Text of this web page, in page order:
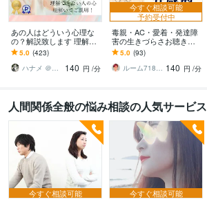
あの人はどういう心理な
の？解説致します 理解出
来ない人の心理▶︎分かれ
ば人付き合いが楽にな
る！
5.0 (423)
ハナメ ＠心理カウンセラー
140 円 /分
今すぐ相談可能
予約受付中
毒親・AC・愛着・発達障
害の生きづらさお聴きし
ます 3,000件以上の相談実
績ある心理カウンセラー
が共感的に傾聴
5.0 (93)
ルーム718∣心理カウンセラー 140 円 /分
人間関係全般の悩み相談の人気サービス
今すぐ相談可能
今すぐ相談可能